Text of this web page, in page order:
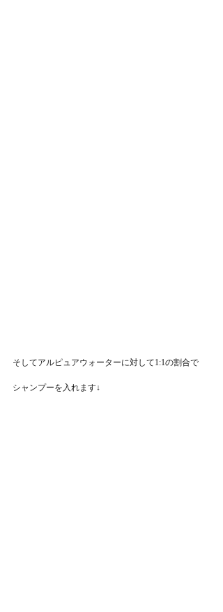
そしてアルピュアウォーターに対して1:1の割合で
シャンプーを入れます↓